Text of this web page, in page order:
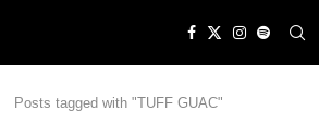
Posts tagged with "TUFF GUAC"